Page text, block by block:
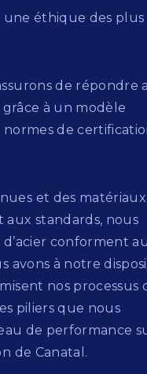
une éthique des plus
de répondre
à un modèle
de
et des
standards, nous
conforment
avons à notre
nos processus
piliers que nous
de performance
de Canatal.